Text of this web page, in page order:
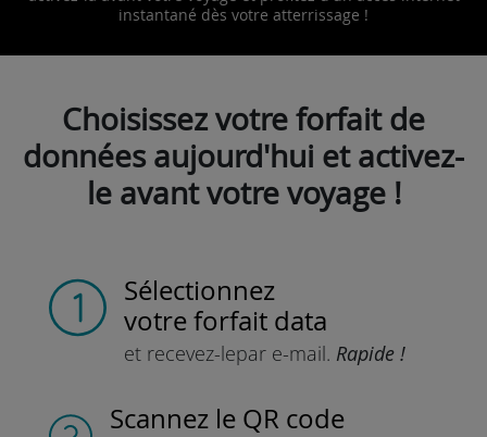
instantané dès votre atterrissage !
Choisissez votre forfait de
données aujourd'hui et activez-
le avant votre voyage !
Sélectionnez
votre forfait data
et recevez-lepar e-mail. Rapide !
Scannez le QR code